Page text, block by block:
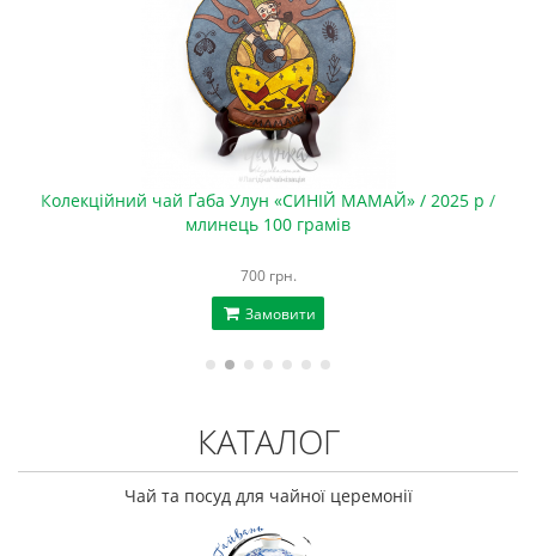
Колекційний чай Ґаба Улун «СИНІЙ МАМАЙ» / 2025 р /
млинець 100 грамів
700 грн.
Замовити
КАТАЛОГ
Чай та посуд для чайної церемонії